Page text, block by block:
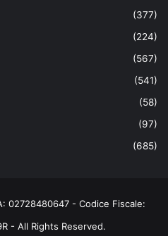
(377)
(224)
(567)
(541)
(58)
(97)
(685)
02728480647 - Codice Fiscale:
- All Rights Reserved.